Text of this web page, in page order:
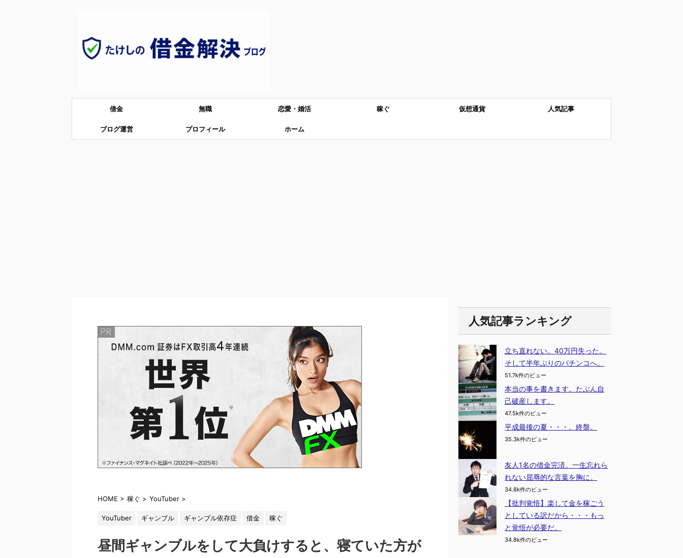
借金 無職 恋愛・婚活 稼ぐ 仮想通貨 人気記事
ブログ運営 プロフィール ホーム
HOME > 稼ぐ > YouTuber >
YouTuber ギャンブル ギャンブル依存症 借金 稼ぐ
昼間ギャンブルをして大負けすると、寝ていた方が
人気記事ランキング
立ち直れない。40万円失った。
そして半年ぶりのパチンコへ。
51.7k件のビュー
本当の事を書きます。たぶん自
己破産します。
47.5k件のビュー
平成最後の夏・・・。終盤。
35.3k件のビュー
友人1名の借金完済。一生忘れら
れない屈辱的な言葉を胸に。
34.8k件のビュー
【批判覚悟】楽して金を稼ごう
としている訳だから・・・もっ
と覚悟が必要だ。
34.8k件のビュー